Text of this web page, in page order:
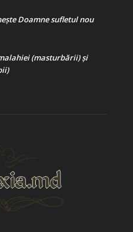
Doamne sufletul nou
(masturbării) şi